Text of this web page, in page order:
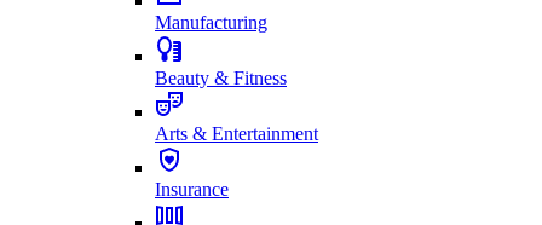
Manufacturing
Beauty & Fitness
Arts & Entertainment
Insurance